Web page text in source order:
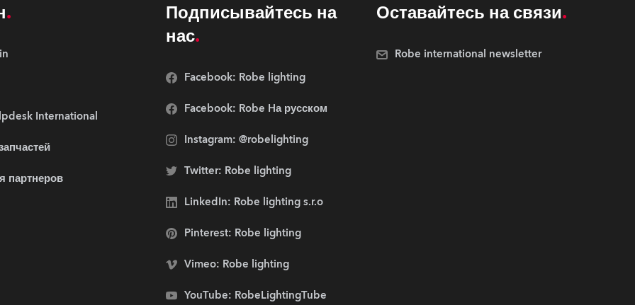
International
партнеров
Подписывайтесь на
нас
Facebook: Robe lighting
Facebook: Robe Hа русском
Instagram: @robelighting
Twitter: Robe lighting
LinkedIn: Robe lighting s.r.o
Pinterest: Robe lighting
Vimeo: Robe lighting
YouTube: RobeLightingTube
Оставайтесь на связи
Robe international newsletter